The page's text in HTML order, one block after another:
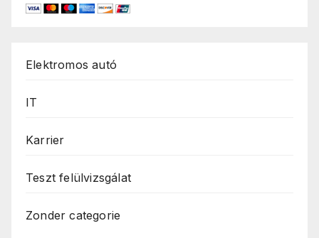
Elektromos autó
IT
Karrier
Teszt felülvizsgálat
Zonder categorie